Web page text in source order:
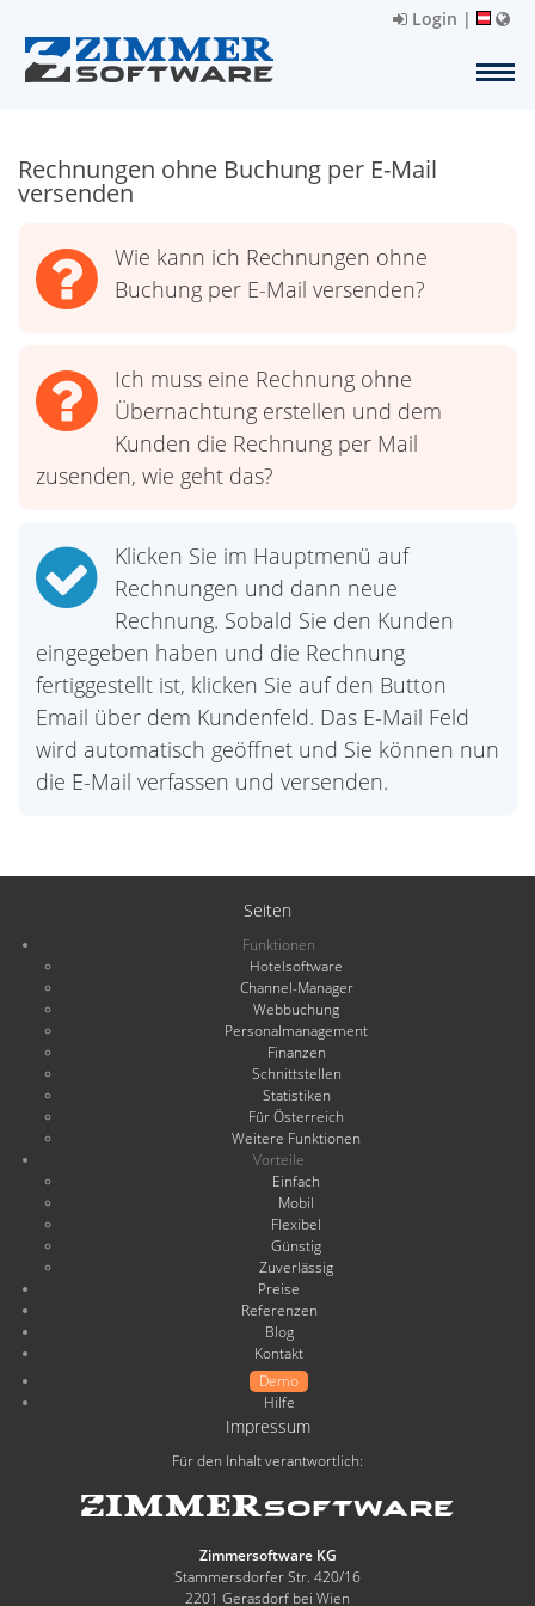
Login |
Rechnungen ohne Buchung per E-Mail
versenden
Wie kann ich Rechnungen ohne
Buchung per E-Mail versenden?
Ich muss eine Rechnung ohne
Übernachtung erstellen und dem
Kunden die Rechnung per Mail
zusenden, wie geht das?
Klicken Sie im Hauptmenü auf
Rechnungen und dann neue
Rechnung. Sobald Sie den Kunden
eingegeben haben und die Rechnung
fertiggestellt ist, klicken Sie auf den Button
Email über dem Kundenfeld. Das E-Mail Feld
wird automatisch geöffnet und Sie können nun
die E-Mail verfassen und versenden.
Seiten
Funktionen
Hotelsoftware
Channel-Manager
Webbuchung
Personalmanagement
Finanzen
Schnittstellen
Statistiken
Für Österreich
Weitere Funktionen
Vorteile
Einfach
Mobil
Flexibel
Günstig
Zuverlässig
Preise
Referenzen
Blog
Kontakt
Demo
Hilfe
Impressum
Für den Inhalt verantwortlich:
Zimmersoftware KG
Stammersdorfer Str. 420/16
2201 Gerasdorf bei Wien